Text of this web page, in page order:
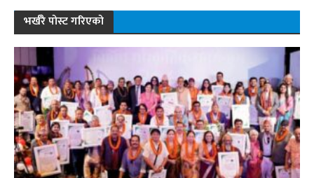
भर्खरै पोस्ट गरिएको